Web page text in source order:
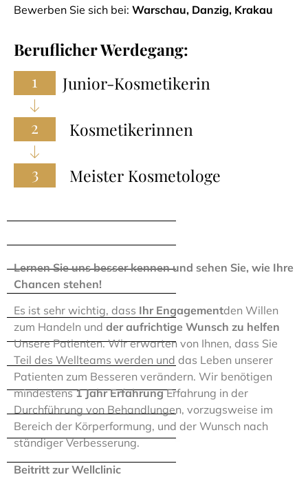
Bewerben Sie sich bei: Warschau, Danzig, Krakau
Beruflicher Werdegang:
1
Junior-Kosmetikerin
2 Kosmetikerinnen
3 Meister Kosmetologe
Lernen Sie uns besser kennen und sehen Sie, wie Ihre
Chancen stehen!
Es ist sehr wichtig, dass Ihr Engagementden Willen
zum Handeln und der aufrichtige Wunsch zu helfen
Unsere Patienten. Wir erwarten von Ihnen, dass Sie
Teil des Wellteams werden und das Leben unserer
Patienten zum Besseren verändern. Wir benötigen
mindestens1 Jahr ErfahrungErfahrung in der
Durchführung von Behandlungen, vorzugsweise im
Bereich der Körperformung, und der Wunsch nach
ständiger Verbesserung.
Beitritt zur Wellclinic